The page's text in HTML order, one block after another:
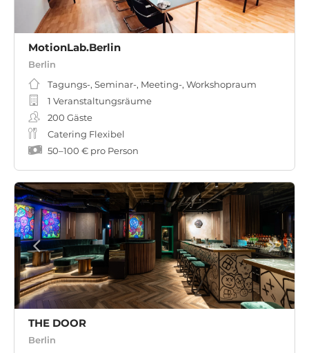
MotionLab.Berlin
Berlin
Tagungs-, Seminar-, Meeting-, Workshopraum
1 Veranstaltungsräume
200 Gäste
Catering Flexibel
50–100 € pro Person
THE DOOR
Berlin